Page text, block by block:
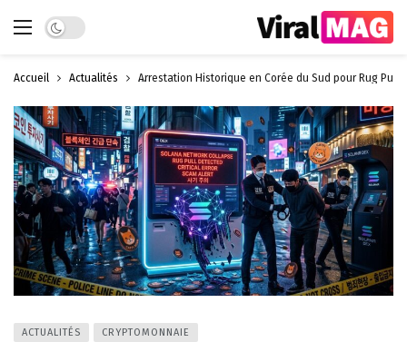
Dark mode
Accueil Actualités Arrestation Historique en Corée du Sud pour Rug Pull
ACTUALITÉS CRYPTOMONNAIE